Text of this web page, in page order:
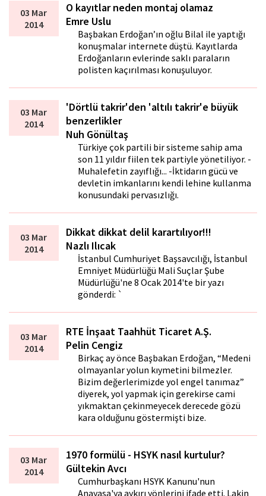
03 Mar
2014
O kayıtlar neden montaj olamaz
Emre Uslu
Başbakan Erdoğan’ın oğlu Bilal ile yaptığı
konuşmalar internete düştü. Kayıtlarda
Erdoğanların evlerinde saklı paraların
polisten kaçırılması konuşuluyor.
03 Mar
2014
'Dörtlü takrir'den 'altılı takrir'e büyük
benzerlikler
Nuh Gönültaş
Türkiye çok partili bir sisteme sahip ama
son 11 yıldır fiilen tek partiyle yönetiliyor. -
Muhalefetin zayıflığı... -İktidarın gücü ve
devletin imkanlarını kendi lehine kullanma
konusundaki pervasızlığı.
03 Mar
2014
Dikkat dikkat delil karartılıyor!!!
Nazlı Ilıcak
İstanbul Cumhuriyet Başsavcılığı, İstanbul
Emniyet Müdürlüğü Mali Suçlar Şube
Müdürlüğü'ne 8 Ocak 2014'te bir yazı
gönderdi: `
03 Mar
2014
RTE İnşaat Taahhüt Ticaret A.Ş.
Pelin Cengiz
Birkaç ay önce Başbakan Erdoğan, “Medeni
olmayanlar yolun kıymetini bilmezler.
Bizim değerlerimizde yol engel tanımaz”
diyerek, yol yapmak için gerekirse cami
yıkmaktan çekinmeyecek derecede gözü
kara olduğunu göstermişti bize.
03 Mar
2014
1970 formülü - HSYK nasıl kurtulur?
Gültekin Avcı
Cumhurbaşkanı HSYK Kanunu'nun
Anayasa'ya aykırı yönlerini ifade etti. Lakin